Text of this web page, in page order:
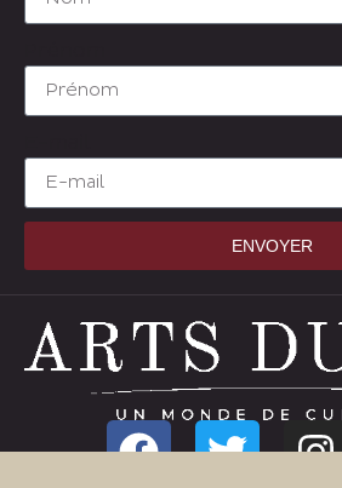
ENVOYER